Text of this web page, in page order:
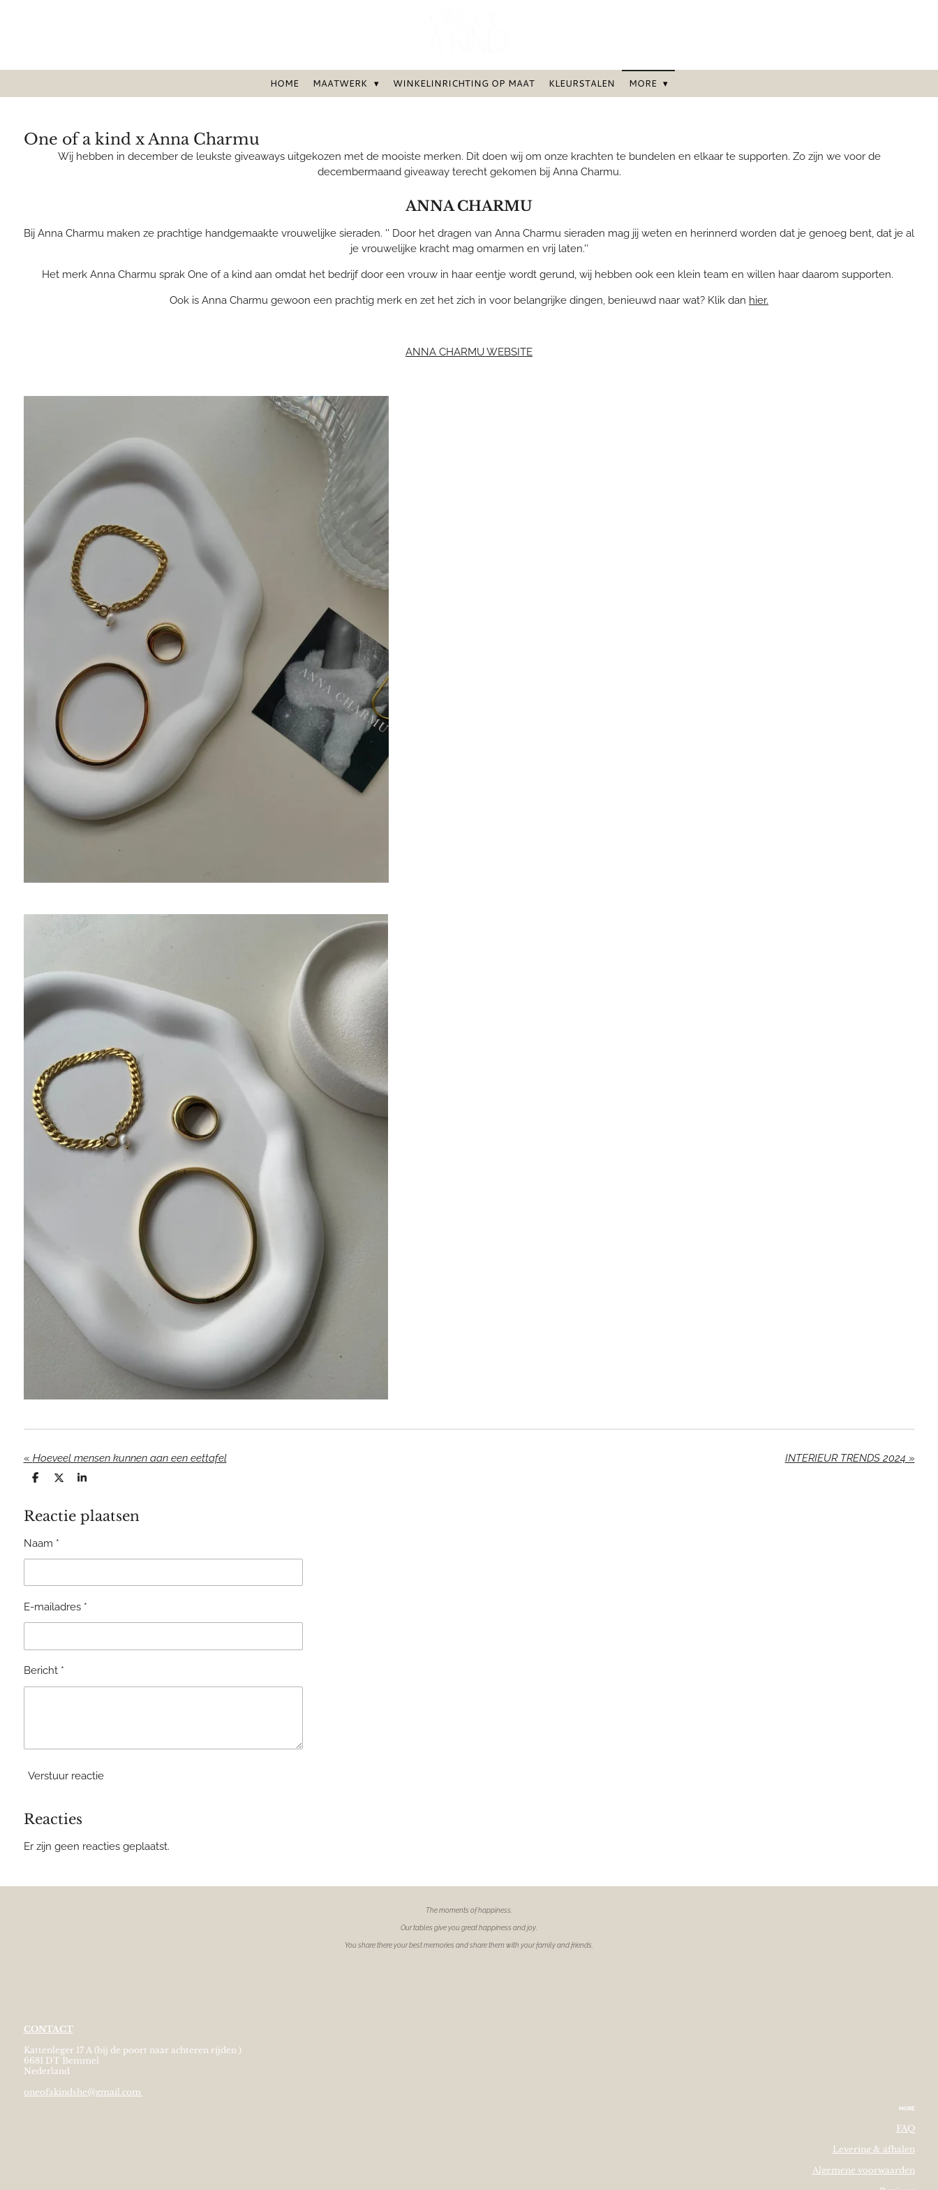
HOME MAATWERK WINKELINRICHTING OP MAAT KLEURSTALEN MORE
One of a kind x Anna Charmu
Wij hebben in december de leukste giveaways uitgekozen met de mooiste merken. Dit doen wij om onze krachten te bundelen en elkaar te supporten. Zo zijn we voor de
decembermaand giveaway terecht gekomen bij Anna Charmu.
ANNA CHARMU
Bij Anna Charmu maken ze prachtige handgemaakte vrouwelijke sieraden. '' Door het dragen van Anna Charmu sieraden mag jij weten en herinnerd worden dat je genoeg bent, dat je al
je vrouwelijke kracht mag omarmen en vrij laten.''
Het merk Anna Charmu sprak One of a kind aan omdat het bedrijf door een vrouw in haar eentje wordt gerund, wij hebben ook een klein team en willen haar daarom supporten.
Ook is Anna Charmu gewoon een prachtig merk en zet het zich in voor belangrijke dingen, benieuwd naar wat? Klik dan hier.
ANNA CHARMU WEBSITE
« Hoeveel mensen kunnen aan een eettafel INTERIEUR TRENDS 2024 »
D
e
n
D
l
S
r
e
Reactie plaatsen
Naam *
E-mailadres *
Bericht *
Verstuur reactie
Reacties
Er zijn geen reacties geplaatst.
The moments ofhappiness.
Our tables give you great happiness and joy.
You share there your best memories and share them with your family and friends.
CONTACT
Kattenleger 17 A (bij de poort naar achteren rijden )
6681 DT Bemmel
Nederland
oneofakindshe@gmail.com
MORE
FAQ
Levering & afhalen
Algemene voorwaarden